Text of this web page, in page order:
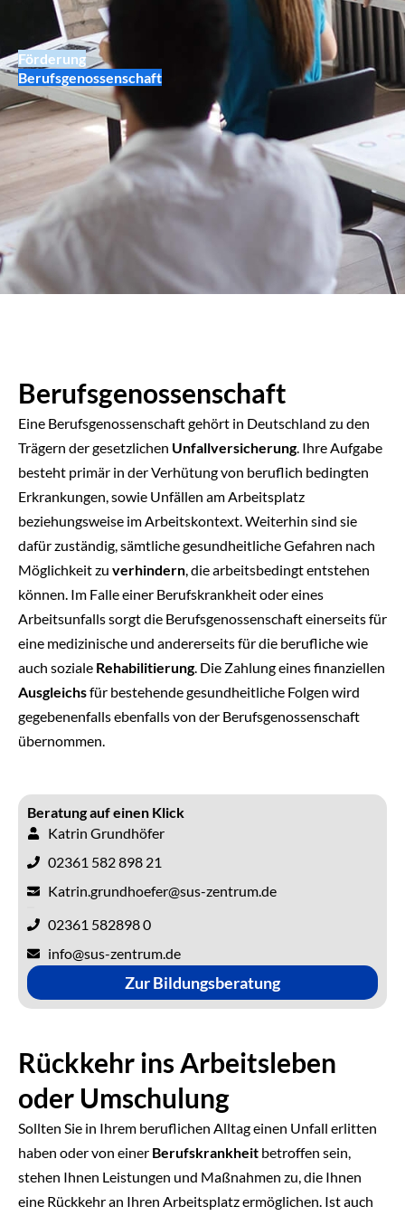
Förderung
Berufsgenossenschaft
Berufsgenossenschaft
Eine Berufsgenossenschaft gehört in Deutschland zu den
Trägern der gesetzlichen Unfallversicherung. Ihre Aufgabe
besteht primär in der Verhütung von beruflich bedingten
Erkrankungen, sowie Unfällen am Arbeitsplatz
beziehungsweise im Arbeitskontext. Weiterhin sind sie
dafür zuständig, sämtliche gesundheitliche Gefahren nach
Möglichkeit zu verhindern, die arbeitsbedingt entstehen
können. Im Falle einer Berufskrankheit oder eines
Arbeitsunfalls sorgt die Berufsgenossenschaft einerseits für
eine medizinische und andererseits für die berufliche wie
auch soziale Rehabilitierung. Die Zahlung eines finanziellen
Ausgleichsfür bestehende gesundheitliche Folgen wird
gegebenenfalls ebenfalls von der Berufsgenossenschaft
übernommen.
Beratung auf einen Klick
Katrin Grundhöfer
02361 582 898 21
Katrin.grundhoefer@sus-zentrum.de
02361 582898 0
info@sus-zentrum.de
Zur Bildungsberatung
Rückkehr ins Arbeitsleben
oder Umschulung
Sollten Sie in Ihrem beruflichen Alltag einen Unfall erlitten
haben oder von einer Berufskrankheit betroffen sein,
stehen Ihnen Leistungen und Maßnahmen zu, die Ihnen
eine Rückkehr an Ihren Arbeitsplatz ermöglichen. Ist auch